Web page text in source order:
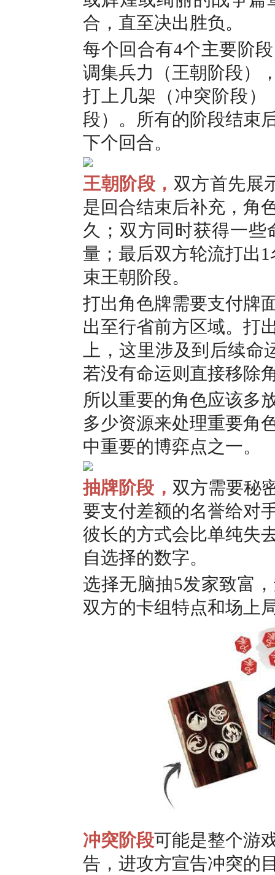
合，直至决出胜负。
每个回合有4个主要阶
调集兵力（王朝阶段）
打上几架（冲突阶段）
段）。所有的阶段结束
下个回合。
王朝阶段， 双方首先展
是回合结束后补充，角
久；双方同时获得一
量；最后双方轮流打出
束王朝阶段。
打出角色牌需要支付牌
出至行省前方区域。打
上，这里涉及到后续
若没有命运则直接移除
所以重要的角色应该多
多少资源来处理重要角
中重要的博弈点之一。
抽牌阶段， 双方需要秘
要支付差额的名誉给对
彼长的方式会比单纯失
自选择的数字。
选择无脑抽5发家致富
双方的卡组特点和场上
冲突阶段可能是整个游
告，进攻方宣告冲突的